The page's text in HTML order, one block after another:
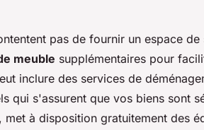
pas de fournir un espace de
meuble supplémentaires pour
inclure des services de
qui s'assurent que vos biens sont
à disposition gratuitement des